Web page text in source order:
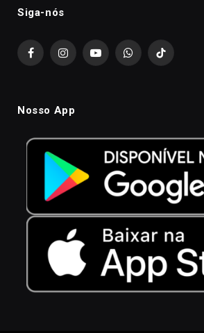
Siga-nós
FacebookInstagramYouTubeWhatsAppTikTok
Nosso App